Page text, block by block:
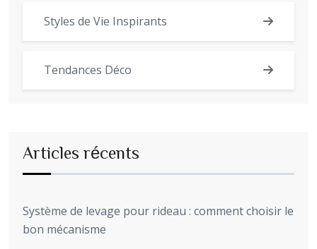
Styles de Vie Inspirants
Tendances Déco
Articles récents
Système de levage pour rideau : comment choisir le
bon mécanisme